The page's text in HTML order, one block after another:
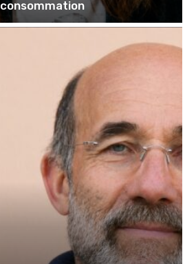
consommation